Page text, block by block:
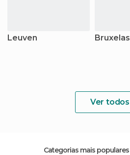
Leuven Bruxelas
Ver todos
Categorias mais populares